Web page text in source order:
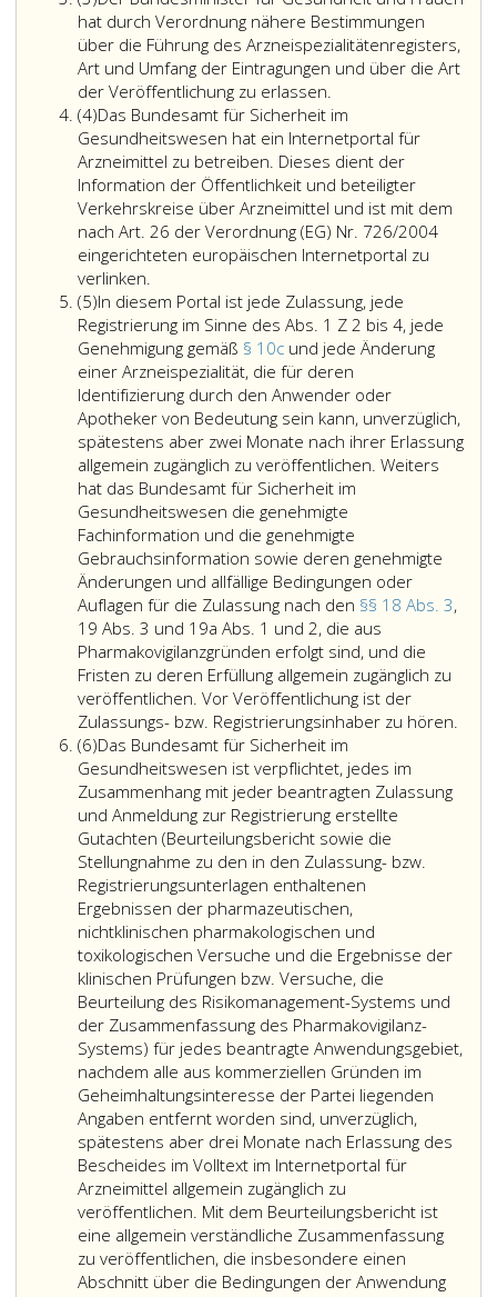
ist,
abzulehnen
ist,
einzutragen.
Arzneispezialitäten,
die
auf
der
Grundlage
einer
Genehmigung
gemäß
Paragraph
10
in
Verkehr
gebracht
werden,
sind
unter
der
Zulassungsnummer
der
entsprechenden
zugelassenen
bzw.
registrierten
Arzneispezialität
(Bezugszulassung)
aufzunehmen.
Diese
ist
jedoch
durch
einen
Hinweis
auf
die
Tatsache
des
Parallelimports
sowie
dessen
Reihung
zu
ergänzen.
Arzneispezialitätenregister
ist
jede
Änderung
oder
Aufhebung
einer
Zulassung
oder
Genehmigung
gemäß
10
c,
sowie
jede
Änderung
oder
Aufhebung
einer
Registrierung
gemäß
Absatz
eins,
Ziffer
2
bis
4
einzutragen.
3
hat durch Verordnung nähere Bestimmungen
über die Führung des Arzneispezialitätenregisters,
Art und Umfang der Eintragungen und über die Art
der Veröffentlichung zu erlassen.
(4)Absatz
4
Das Bundesamt für Sicherheit im
Gesundheitswesen hat ein Internetportal für
Arzneimittel zu betreiben. Dieses dient der
Information der Öffentlichkeit und beteiligter
Verkehrskreise über Arzneimittel und ist mit dem
nach Art. 26 der Verordnung (EG) Nr. 726/2004
eingerichteten europäischen Internetportal zu
verlinken.
Bundesamt
für
Sicherheit
im
Gesundheitswesen
hat
ein
Internetportal
für
Arzneimittel
zu
betreiben.
Dieses
dient
der
Information
der
Öffentlichkeit
und
beteiligter
Verkehrskreise
über
Arzneimittel
und
ist
mit
dem
nach
Artikel
26,
der
Verordnung
(EG)
Nr. 726/2004
eingerichteten
europäischen
Internetportal
zu
verlinken.
(5)Absatz
5
In diesem Portal ist jede Zulassung, jede
Registrierung im Sinne des Abs. 1 Z 2 bis 4, jede
Genehmigung gemäß § 10c und jede Änderung
einer Arzneispezialität, die für deren
Identifizierung durch den Anwender oder
Apotheker von Bedeutung sein kann, unverzüglich,
spätestens aber zwei Monate nach ihrer Erlassung
allgemein zugänglich zu veröffentlichen. Weiters
hat das Bundesamt für Sicherheit im
Gesundheitswesen die genehmigte
Fachinformation und die genehmigte
Gebrauchsinformation sowie deren genehmigte
Änderungen und allfällige Bedingungen oder
Auflagen für die Zulassung nach den §§ 18 Abs. 3,
19 Abs. 3 und 19a Abs. 1 und 2, die aus
Pharmakovigilanzgründen erfolgt sind, und die
Fristen zu deren Erfüllung allgemein zugänglich zu
veröffentlichen. Vor Veröffentlichung ist der
Zulassungs- bzw. Registrierungsinhaber zu hören.
2
(6)Absatz
6
Das Bundesamt für Sicherheit im
Gesundheitswesen ist verpflichtet, jedes im
Zusammenhang mit jeder beantragten Zulassung
und Anmeldung zur Registrierung erstellte
Gutachten (Beurteilungsbericht sowie die
Stellungnahme zu den in den Zulassung- bzw.
Registrierungsunterlagen enthaltenen
Ergebnissen der pharmazeutischen,
nichtklinischen pharmakologischen und
toxikologischen Versuche und die Ergebnisse der
klinischen Prüfungen bzw. Versuche, die
Beurteilung des Risikomanagement-Systems und
der Zusammenfassung des Pharmakovigilanz-
Systems) für jedes beantragte Anwendungsgebiet,
nachdem alle aus kommerziellen Gründen im
Geheimhaltungsinteresse der Partei liegenden
Angaben entfernt worden sind, unverzüglich,
spätestens aber drei Monate nach Erlassung des
Bescheides im Volltext im Internetportal für
Arzneimittel allgemein zugänglich zu
veröffentlichen. Mit dem Beurteilungsbericht ist
eine allgemein verständliche Zusammenfassung
zu veröffentlichen, die insbesondere einen
Abschnitt über die Bedingungen der Anwendung